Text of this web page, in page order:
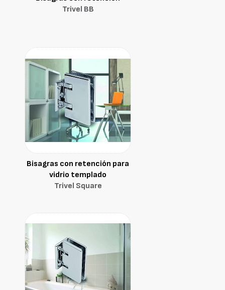
Trivel BB
Bisagras con retención para
vidrio templado
Trivel Square